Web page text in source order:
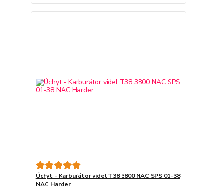
Úchyt - Karburátor videl T38 3800 NAC SPS 01-38
NAC Harder